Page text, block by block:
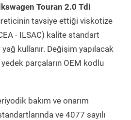
Touran 2.0 Tdi
tavsiye ettiği viskotize
- ILSAC) kalite standart
kullanır. Değişim yapılacak
parçaların OEM kodlu
bakım ve onarım
ve 4077 sayılı